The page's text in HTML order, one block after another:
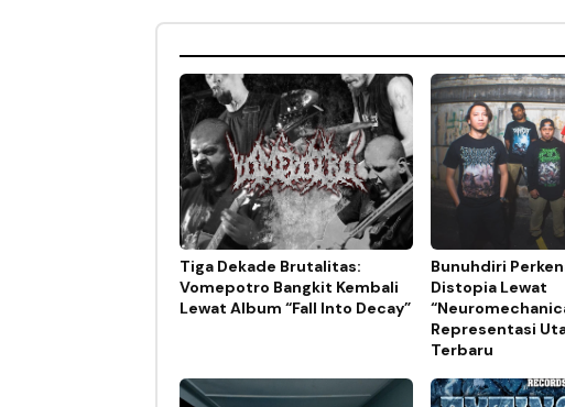
Tiga Dekade Brutalitas:
Vomepotro Bangkit Kembali
Lewat Album “Fall Into Decay”
Bunuhdiri
Distopia Lewat
Representasi
Terbaru